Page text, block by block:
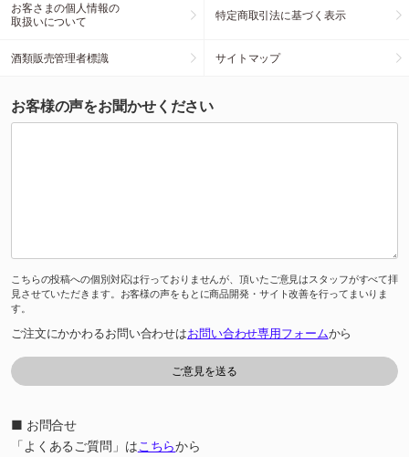
お客さまの個人情報の
取扱いについて
特定商取引法に基づく表示
酒類販売管理者標識 サイトマップ
お客様の声をお聞かせください
こちらの投稿への個別対応は行っておりませんが、頂いたご意見はスタッフがすべて拝
見させていただきます。お客様の声をもとに商品開発・サイト改善を行ってまいりま
す。
ご注文にかかわるお問い合わせはお問い合わせ専用フォームから
■ お問合せ
「よくあるご質問」はこちらから